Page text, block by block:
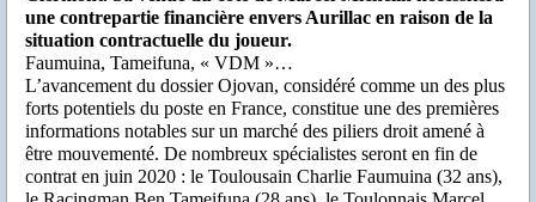
une contrepartie financière envers Aurillac en raison de la
situation contractuelle du joueur.
Faumuina, Tameifuna, « VDM »…
L’avancement du dossier Ojovan, considéré comme un des plus
forts potentiels du poste en France, constitue une des premières
informations notables sur un marché des piliers droit amené à
être mouvementé. De nombreux spécialistes seront en fin de
contrat en juin 2020 : le Toulousain Charlie Faumuina (32 ans),